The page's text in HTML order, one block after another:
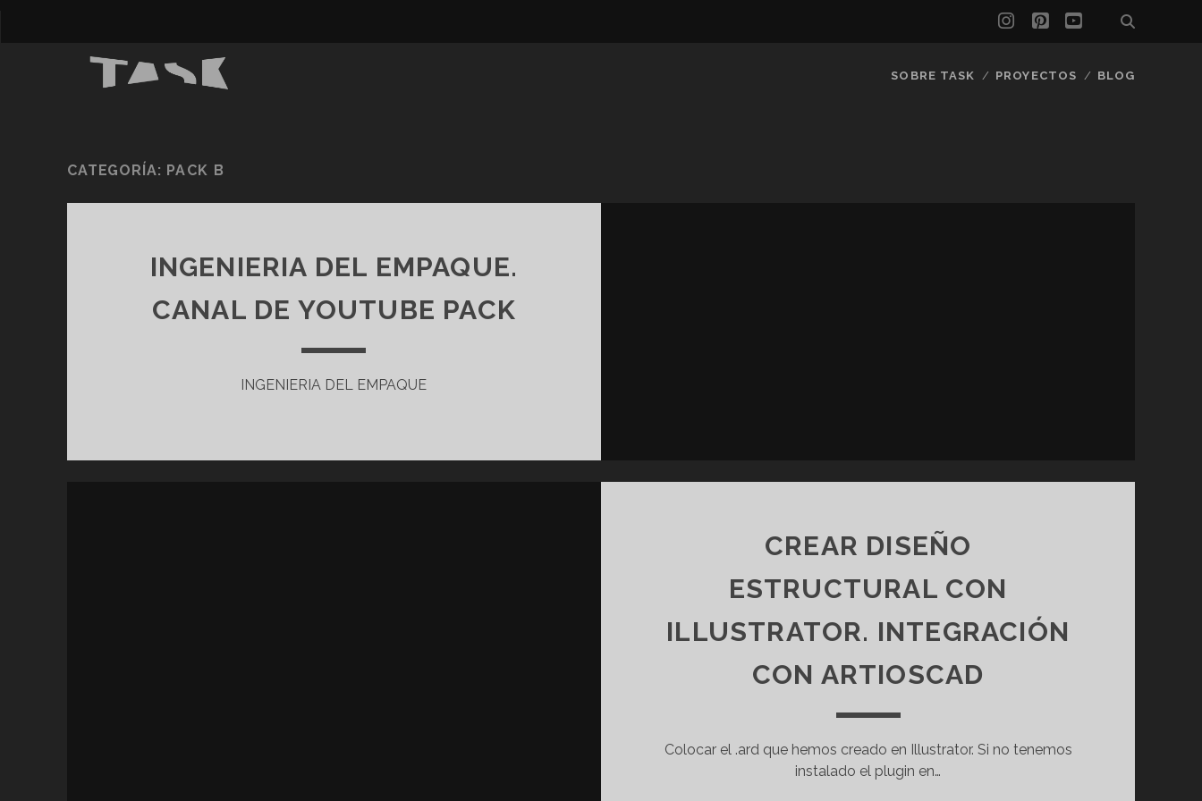
instagram
pinterest
youtube
SOBRE TASK PROYECTOS BLOG
CATEGORÍA: PACK B
INGENIERIA DEL EMPAQUE.
CANAL DE YOUTUBE PACK
INGENIERIA DEL EMPAQUE
CREAR DISEÑO
ESTRUCTURAL CON
ILLUSTRATOR. INTEGRACIÓN
CON ARTIOSCAD
Colocar el .ard que hemos creado en Illustrator. Si no tenemos
instalado el plugin en…